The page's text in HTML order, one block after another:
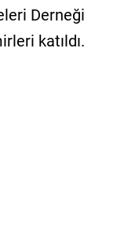
Derneği
katıldı.